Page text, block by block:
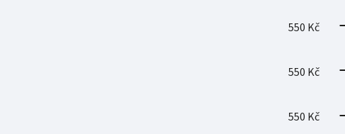
550 Kč
550 Kč
550 Kč